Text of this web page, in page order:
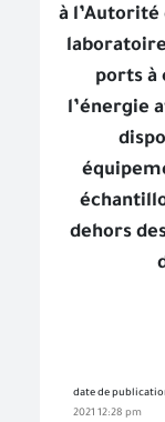
à l’Autorité
ports à
l’énergie
dehors
date de
2021 12:28 pm